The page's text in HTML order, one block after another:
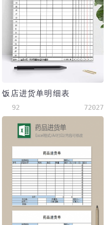
饭店进货单明细表
92 72027